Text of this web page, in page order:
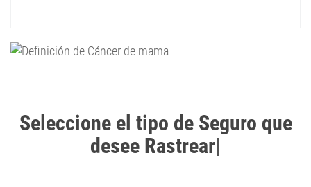
Seleccione el tipo de Seguro que
desee Rastrear|